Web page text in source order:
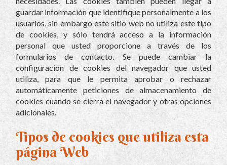
guardar información que identifique personalmente a los
usuarios, sin embargo este sitio web no utiliza este tipo
de cookies, y sólo tendrá acceso a la información
personal que usted proporcione a través de los
formularios de contacto. Se puede cambiar la
configuración de cookies del navegador que usted
utiliza, para que le permita aprobar o rechazar
automáticamente peticiones de almacenamiento de
cookies cuando se cierra el navegador y otras opciones
adicionales.
Tipos de cookies que utiliza esta
página Web